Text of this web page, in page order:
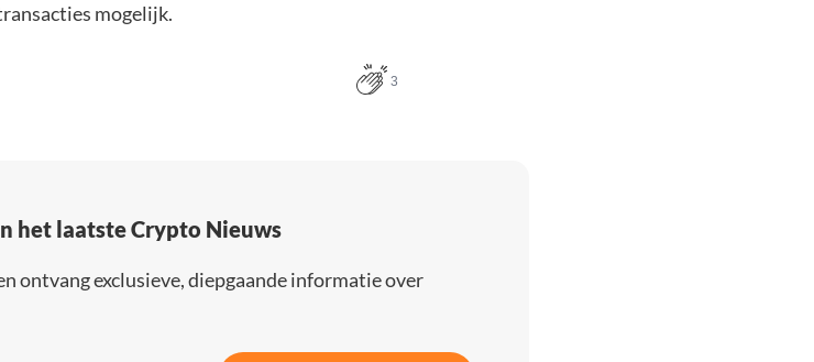
mogelijk.
3
het laatste Crypto Nieuws
ontvang exclusieve, diepgaande informatie over